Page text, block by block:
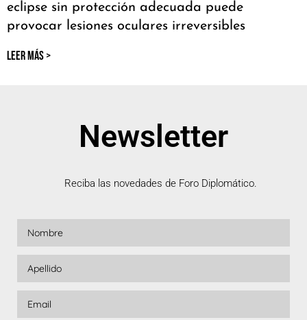
eclipse sin protección adecuada puede
provocar lesiones oculares irreversibles
LEER MÁS >
Newsletter
Reciba las novedades de Foro Diplomático.